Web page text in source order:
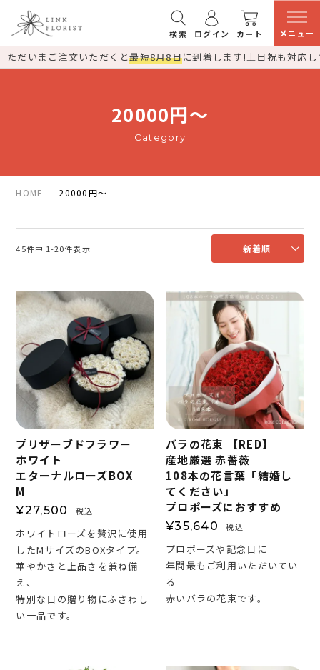
検索 ログイン カート メニュー
ただいまご注文いただくと最短8月8日に到着します!土日祝も対応
20000円～
Category
HOME 20000円～
新着順
45件中 1-20件表示
プリザーブドフラワー
ホワイト
エターナルローズBOX
M
¥27,500 税込
ホワイトローズを贅沢に使用
したMサイズのBOXタイプ。
華やかさと上品さを兼ね備
え、
特別な日の贈り物にふさわし
い一品です。
バラの花束 【RED】
産地厳選 赤薔薇
108本の花言葉「結婚し
てください」
プロポーズにおすすめ
¥35,640 税込
プロポーズや記念日に
年間最もご利用いただいてい
る
赤いバラの花束です。